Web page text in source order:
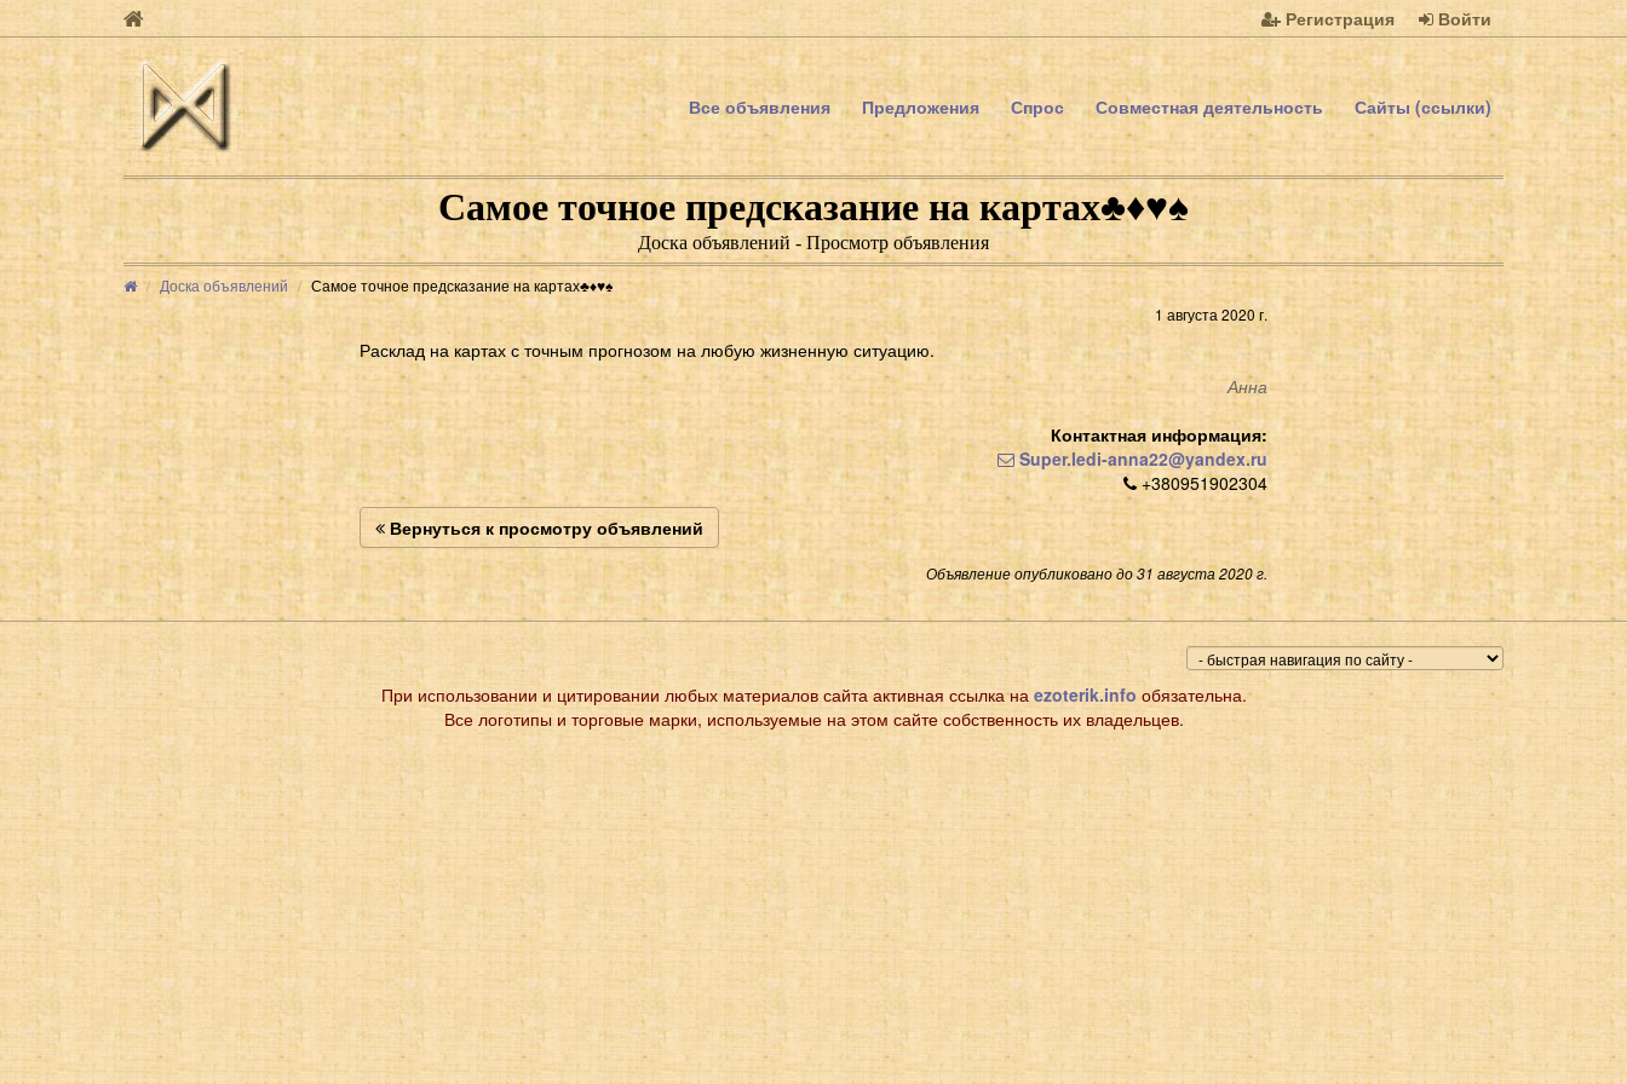
Регистрация Войти
Все объявления Предложения Спрос Совместная деятельность Сайты (ссылки)
Самое точное предсказание на картах♣️♦️♥️♠️
Доска объявлений - Просмотр объявления
Доска объявлений
Самое точное предсказание на картах♣️♦️♥️♠️
1 августа 2020 г.
Расклад на картах с точным прогнозом на любую жизненную ситуацию.
Анна
Контактная информация:
Super.ledi-anna22@yandex.ru
+380951902304
Вернуться к просмотру объявлений
Объявление опубликовано до 31 августа 2020 г.
При использовании и цитировании любых материалов сайта активная ссылка на ezoterik.infoобязательна.
Все логотипы и торговые марки, используемые на этом сайте собственность их владельцев.